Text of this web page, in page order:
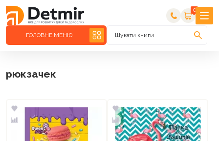
0
ГОЛОВНЕ МЕНЮ Шукати книги
рюкзачек